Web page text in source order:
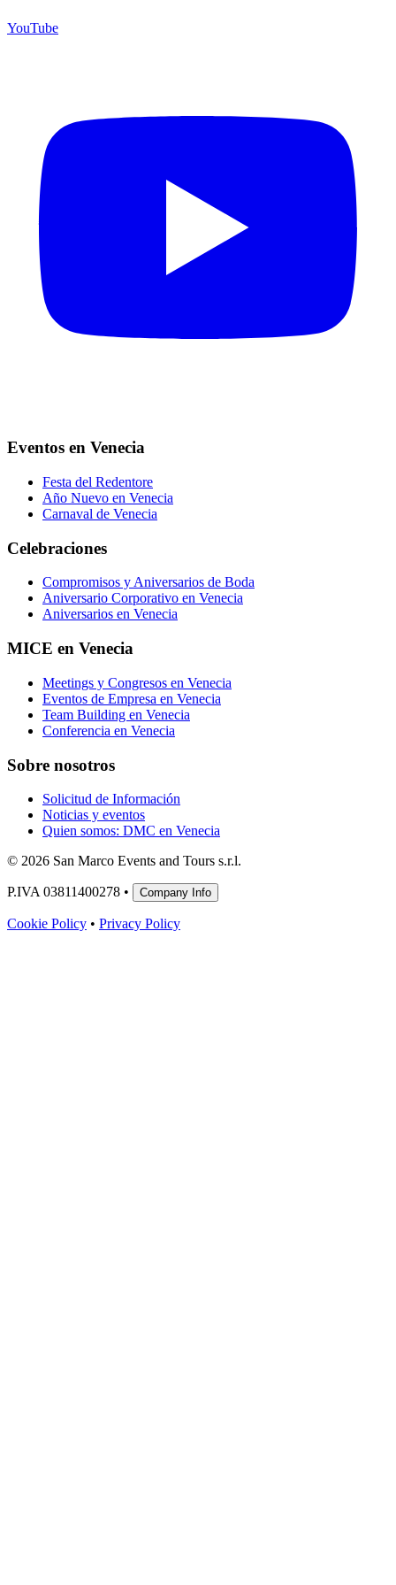
YouTube
Eventos en Venecia
Festa del Redentore
Año Nuevo en Venecia
Carnaval de Venecia
Celebraciones
Compromisos y Aniversarios de Boda
Aniversario Corporativo en Venecia
Aniversarios en Venecia
MICE en Venecia
Meetings y Congresos en Venecia
Eventos de Empresa en Venecia
Team Building en Venecia
Conferencia en Venecia
Sobre nosotros
Solicitud de Información
Noticias y eventos
Quien somos: DMC en Venecia
© 2026 San Marco Events and Tours s.r.l.
P.IVA 03811400278 • Company Info
Cookie Policy • Privacy Policy